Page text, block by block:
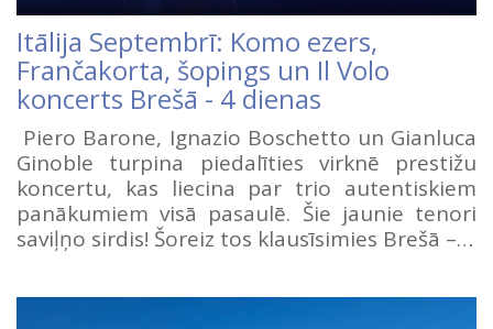
Itālija Septembrī: Komo ezers,
Frančakorta, šopings un Il Volo
koncerts Brešā - 4 dienas
Piero Barone, Ignazio Boschetto un Gianluca
Ginoble turpina piedalīties virknē prestižu
koncertu, kas liecina par trio autentiskiem
panākumiem visā pasaulē. Šie jaunie tenori
saviļņo sirdis! Šoreiz tos klausīsimies Brešā –…